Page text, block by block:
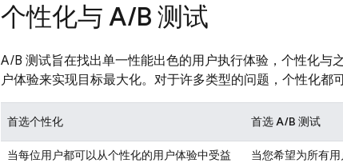
个性化与 A/B 测试
A/B 测试旨在找出单一性能出色的用户执行体验，个性化与
户体验来实现目标最大化。对于许多类型的问题，个性化都
首选个性化 首选 A/B 测试
当每位用户都可以从个性化的用户体验中受益
当您希望为所有